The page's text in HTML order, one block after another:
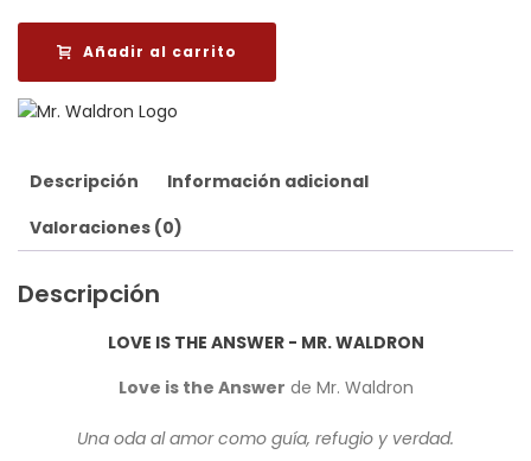
Añadir al carrito
Descripción
Información adicional
Valoraciones (0)
Descripción
LOVE IS THE ANSWER - MR. WALDRON
Love is the Answer de Mr. Waldron
Una oda al amor como guía, refugio y verdad.